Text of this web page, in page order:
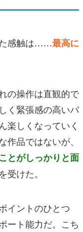
感触は……最高に
の操作は直観的で
く緊張感の高いバ
楽しくなっていく
品ではないが、
とがしっかりと面
受けた。
イントのひとつ
ート能力だ。こち